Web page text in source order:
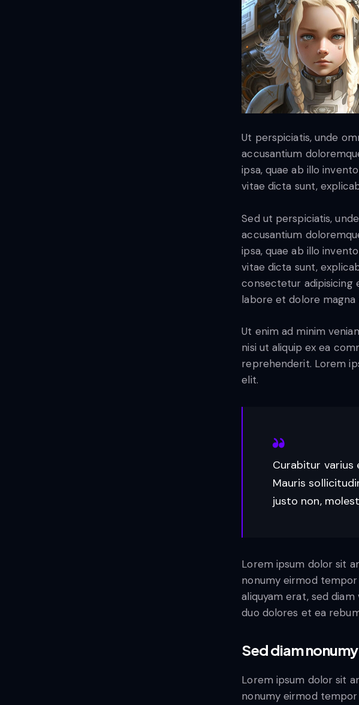
Ut perspiciatis, unde
accusantium
ipsa, quae ab illo
vitae dicta sunt,
Sed ut perspiciatis,
accusantium
ipsa, quae ab illo
vitae dicta sunt,
consectetur adipisicing
labore et dolore magna
Ut enim ad minim
nisi ut aliquip ex ea
reprehenderit. Lorem
elit.
Curabitur varius
Mauris
justo non,
Lorem ipsum dolor sit
nonumy eirmod
aliquyam erat, sed
duo dolores et ea
Sed diam
Lorem ipsum dolor sit
nonumy eirmod